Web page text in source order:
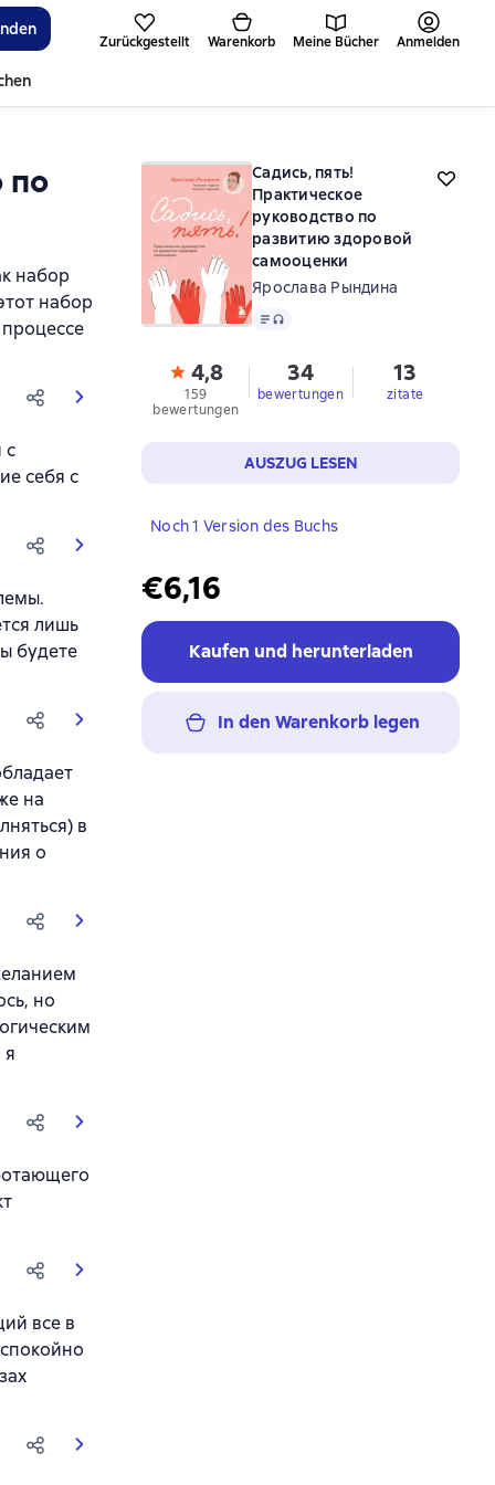
Zurückgestellt Warenkorb Meine Bücher Anmelden
по
набор
набор
с
себя с
лишь
будете
на
в
о
но
я
все в
Садись, пять!
Практическое
руководство по
развитию здоровой
самооценки
Ярослава Рындина
Text, Audioformat verfügbar
4,8
159
bewertungen
34
bewertungen
13
zitate
AUSZUG LESEN
Noch 1 Version des Buchs
€6,16
Kaufen und herunterladen
In den Warenkorb legen